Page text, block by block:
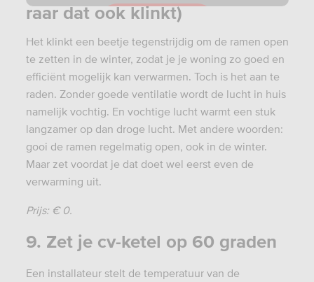
Reset cookies
raar dat ook klinkt)
Het klinkt een beetje tegenstrijdig om de ramen open
te zetten in de winter, zodat je je woning zo goed en
efficiënt mogelijk kan verwarmen. Toch is het aan te
raden. Zonder goede ventilatie wordt de lucht in huis
namelijk vochtig. En vochtige lucht warmt een stuk
langzamer op dan droge lucht. Met andere woorden:
gooi de ramen regelmatig open, ook in de winter.
Maar zet voordat je dat doet wel eerst even de
verwarming uit.
Prijs: € 0.
9. Zet je cv-ketel op 60 graden
Een installateur stelt de temperatuur van de